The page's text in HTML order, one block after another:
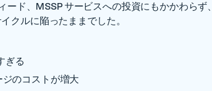
ード、MSSP サービスへの投資にもかかわらず、
クルに陥ったままでした。
ぎる
のコストが増大